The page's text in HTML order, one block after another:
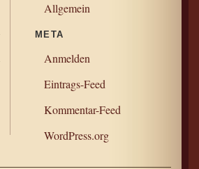
Allgemein
META
Anmelden
Eintrags-Feed
Kommentar-Feed
WordPress.org